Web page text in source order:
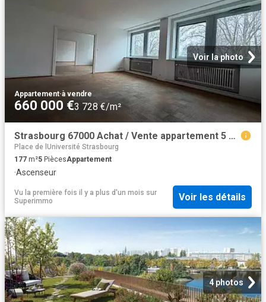
Voir la photo
Appartement·à vendre
660 000 €3 728 €/m²
Strasbourg 67000 Achat / Vente appartement 5 pièces t5
Place de lUniversité Strasbourg
177 m²5 PiècesAppartement
·Ascenseur
Vu la première fois il y a plus d'un mois sur
Superimmo
Voir les détails
4 photos